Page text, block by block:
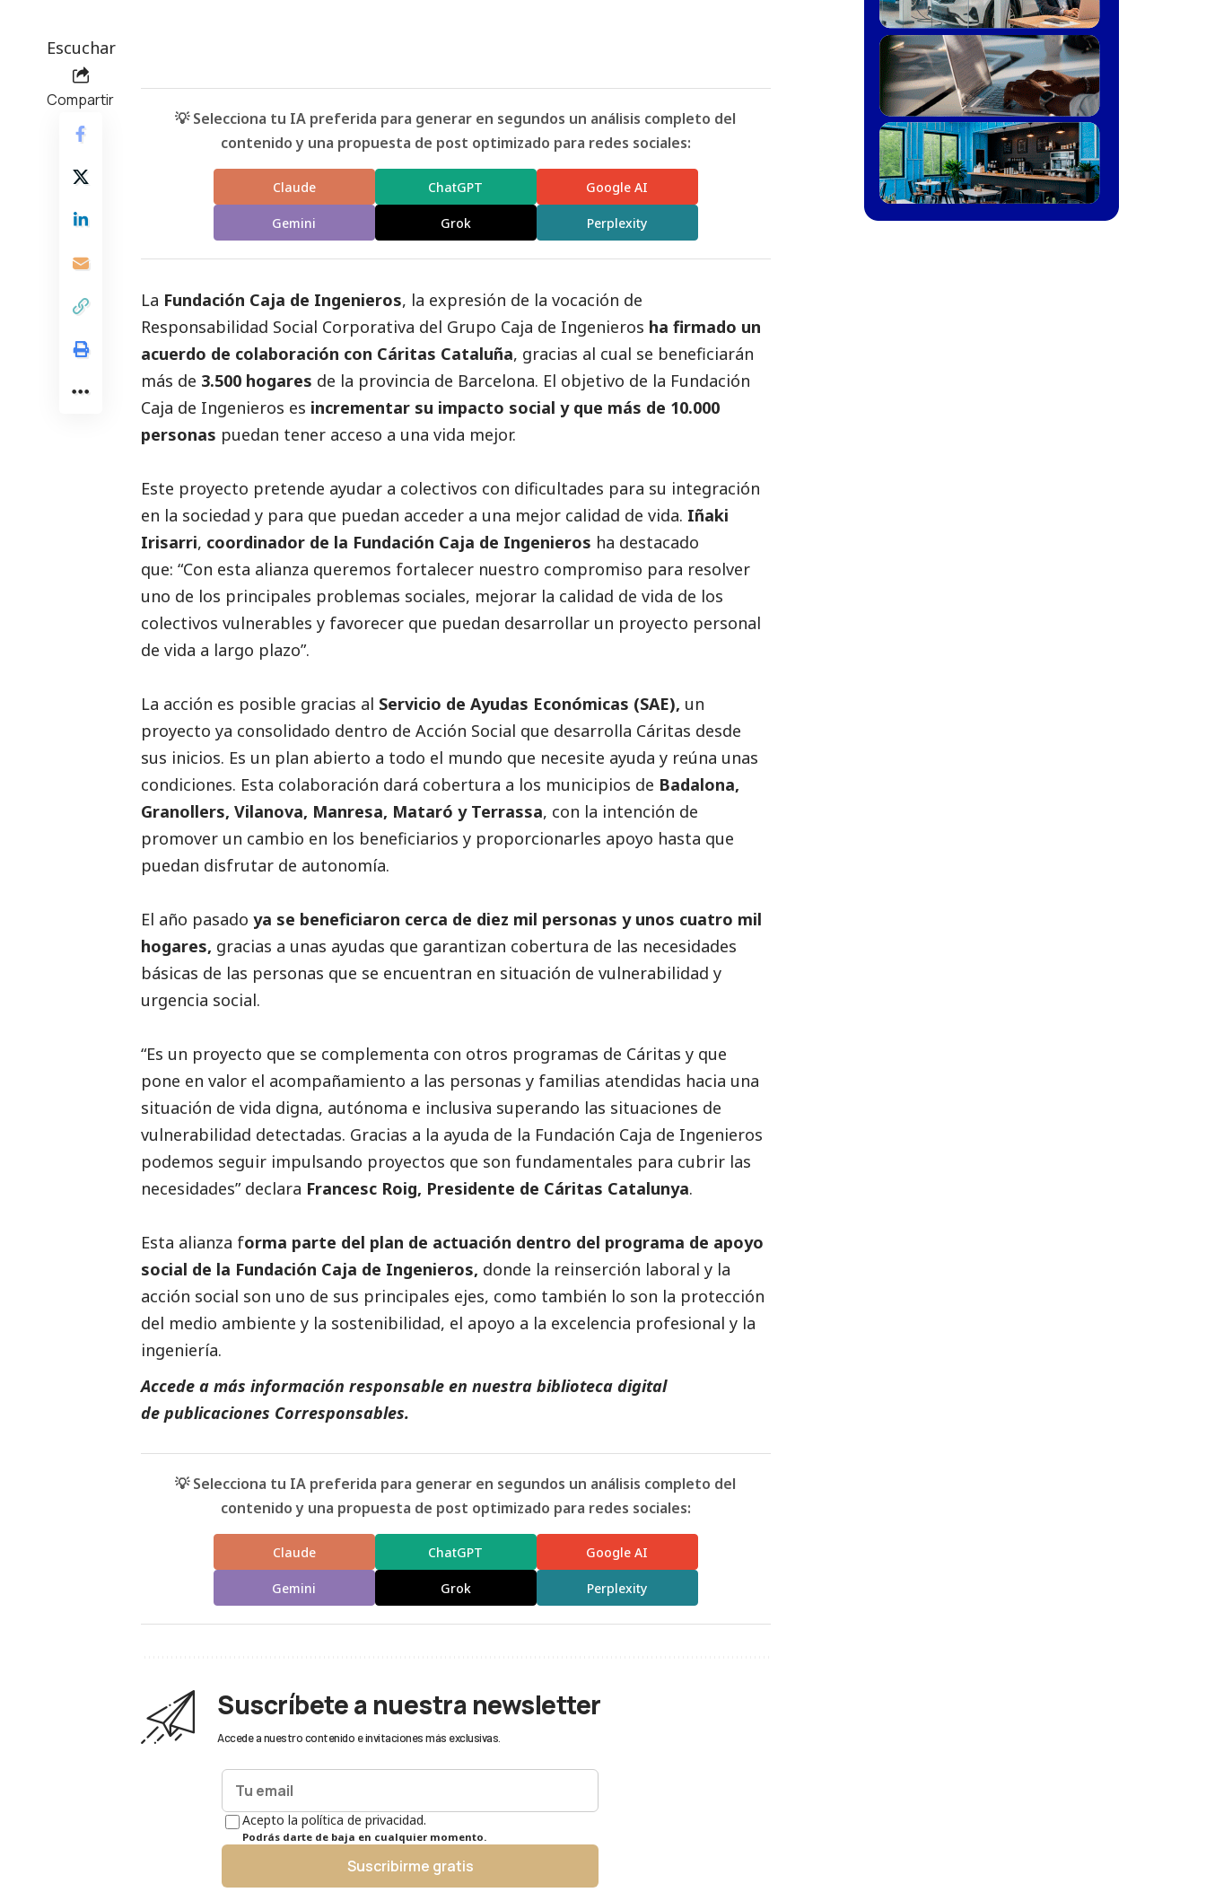
Escuchar
Compartir
💡 Selecciona tu IA preferida para generar en segundos un análisis completo del
contenido y una propuesta de post optimizado para redes sociales:
Claude ChatGPT Google AI
Gemini Grok Perplexity
La Fundación Caja de Ingenieros, la expresión de la vocación de
Responsabilidad Social Corporativa del Grupo Caja de Ingenieros ha firmado un
acuerdo de colaboración con Cáritas Cataluña, gracias al cual se beneficiarán
más de 3.500 hogares de la provincia de Barcelona. El objetivo de la Fundación
Caja de Ingenieros es incrementar su impacto social y que más de 10.000
personas puedan tener acceso a una vida mejor.
Este proyecto pretende ayudar a colectivos con dificultades para su integración
en la sociedad y para que puedan acceder a una mejor calidad de vida. Iñaki
Irisarri, coordinador de la Fundación Caja de Ingenieros ha destacado
que: “Con esta alianza queremos fortalecer nuestro compromiso para resolver
uno de los principales problemas sociales, mejorar la calidad de vida de los
colectivos vulnerables y favorecer que puedan desarrollar un proyecto personal
de vida a largo plazo”.
La acción es posible gracias al Servicio de Ayudas Económicas (SAE), un
proyecto ya consolidado dentro de Acción Social que desarrolla Cáritas desde
sus inicios. Es un plan abierto a todo el mundo que necesite ayuda y reúna unas
condiciones. Esta colaboración dará cobertura a los municipios de Badalona,
Granollers, Vilanova, Manresa, Mataró y Terrassa, con la intención de
promover un cambio en los beneficiarios y proporcionarles apoyo hasta que
puedan disfrutar de autonomía.
El año pasado ya se beneficiaron cerca de diez mil personas y unos cuatro mil
hogares, gracias a unas ayudas que garantizan cobertura de las necesidades
básicas de las personas que se encuentran en situación de vulnerabilidad y
urgencia social.
“Es un proyecto que se complementa con otros programas de Cáritas y que
pone en valor el acompañamiento a las personas y familias atendidas hacia una
situación de vida digna, autónoma e inclusiva superando las situaciones de
vulnerabilidad detectadas. Gracias a la ayuda de la Fundación Caja de Ingenieros
podemos seguir impulsando proyectos que son fundamentales para cubrir las
necesidades” declara Francesc Roig, Presidente de Cáritas Catalunya.
Esta alianza forma parte del plan de actuación dentro del programa de apoyo
social de la Fundación Caja de Ingenieros, donde la reinserción laboral y la
acción social son uno de sus principales ejes, como también lo son la protección
del medio ambiente y la sostenibilidad, el apoyo a la excelencia profesional y la
ingeniería.
Accede a más información responsable en nuestra biblioteca digital
de publicaciones Corresponsables.
💡 Selecciona tu IA preferida para generar en segundos un análisis completo del
contenido y una propuesta de post optimizado para redes sociales:
Claude ChatGPT Google AI
Gemini Grok Perplexity
Suscríbete a nuestra newsletter
Accede a nuestro contenido e invitaciones más exclusivas.
Acepto la política de privacidad.
Podrás darte de baja en cualquier momento.
Suscribirme gratis